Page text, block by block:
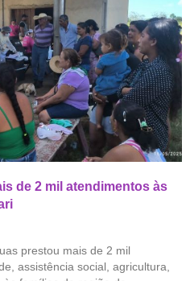
de 2 mil atendimentos às
prestou mais de 2 mil
assistência social, agricultura,